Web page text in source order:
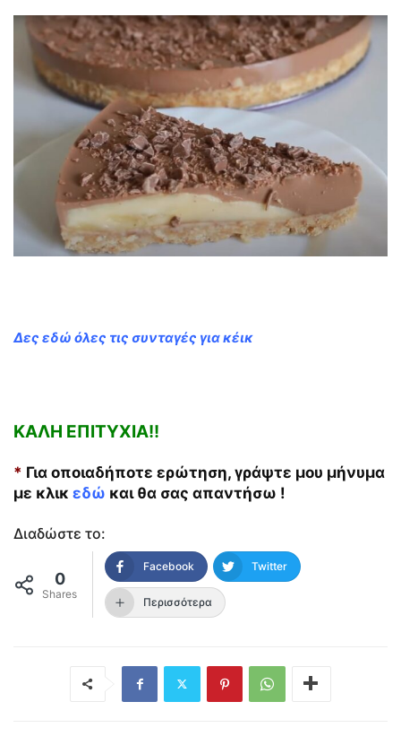
Δες εδώ όλες τις συνταγές για κέικ
ΚΑΛΗ ΕΠΙΤΥΧΙΑ!!
* Για οποιαδήποτε ερώτηση, γράψτε μου μήνυμα
με κλικ εδώ και θα σας απαντήσω !
Διαδώστε το:
0
Shares
Facebook Twitter
Περισσότερα